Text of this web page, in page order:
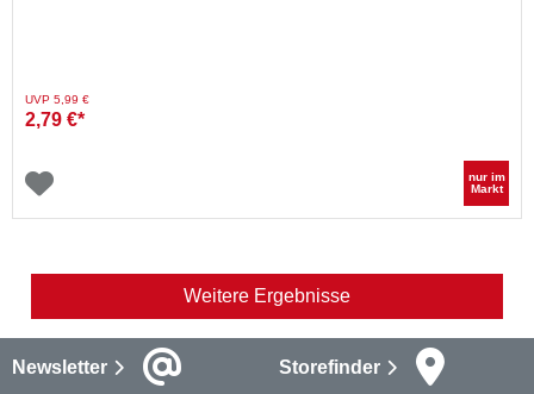
Preis reduziert von
UVP 5,99 €auf
2,79 €*
nur im
Markt
Weitere Ergebnisse
Newsletter Storefinder